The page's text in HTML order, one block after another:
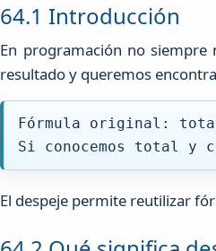
64.1 Introducción
En programación no siempre
resultado y queremos
Fórmula original:
Si conocemos total y
El despeje permite reutilizar